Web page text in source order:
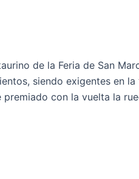
de la Feria de San
siendo exigentes en
con la vuelta la